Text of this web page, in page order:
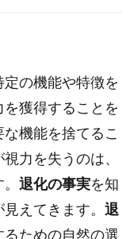
の機能や特徴を
獲得することを
機能を捨てるこ
力を失うのは、
退化の事実を知
えてきます。 退
るための自然の選